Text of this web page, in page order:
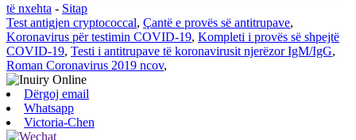
të nxehta - Sitap
Test antigjen cryptococcal, Çantë e provës së antitrupave,
Koronavirus për testimin COVID-19, Kompleti i provës së shpejtë
COVID-19, Testi i antitrupave të koronavirusit njerëzor IgM/IgG,
Roman Coronavirus 2019 ncov,
Dërgoj email
Whatsapp
Victoria-Chen